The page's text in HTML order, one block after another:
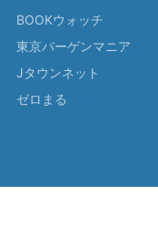
BOOKウォッチ
東京バーゲンマニア
Jタウンネット
ゼロまる